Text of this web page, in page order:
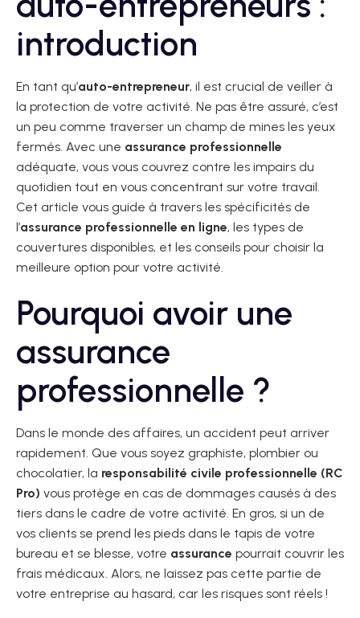
introduction
En tant qu’auto-entrepreneur, il est crucial de veiller à
la protection de votre activité. Ne pas être assuré, c’est
un peu comme traverser un champ de mines les yeux
fermés. Avec une assurance professionnelle
adéquate, vous vous couvrez contre les impairs du
quotidien tout en vous concentrant sur votre travail.
Cet article vous guide à travers les spécificités de
l’assurance professionnelle en ligne, les types de
couvertures disponibles, et les conseils pour choisir la
meilleure option pour votre activité.
Pourquoi avoir une
assurance
professionnelle ?
Dans le monde des affaires, un accident peut arriver
rapidement. Que vous soyez graphiste, plombier ou
chocolatier, la responsabilité civile professionnelle (RC
Pro) vous protège en cas de dommages causés à des
tiers dans le cadre de votre activité. En gros, si un de
vos clients se prend les pieds dans le tapis de votre
bureau et se blesse, votre assurance pourrait couvrir les
frais médicaux. Alors, ne laissez pas cette partie de
votre entreprise au hasard, car les risques sont réels !